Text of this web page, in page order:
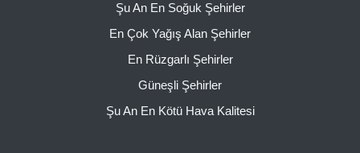
Şu An En Soğuk Şehirler
En Çok Yağış Alan Şehirler
En Rüzgarlı Şehirler
Güneşli Şehirler
Şu An En Kötü Hava Kalitesi